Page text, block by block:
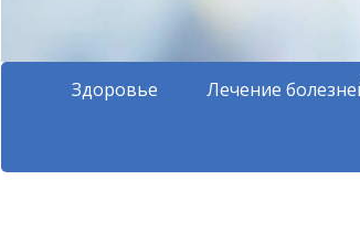
Здоровье Лечение